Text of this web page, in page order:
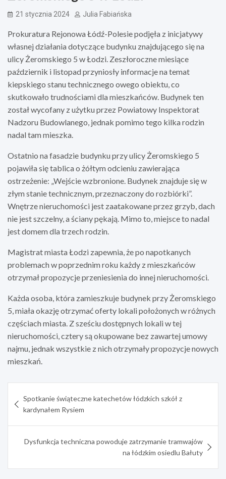
21 stycznia 2024 Julia Fabiańska
Prokuratura Rejonowa Łódź-Polesie podjęła z inicjatywy
własnej działania dotyczące budynku znajdującego się na
ulicy Żeromskiego 5 w Łodzi. Zeszłoroczne miesiące
październik i listopad przyniosły informacje na temat
kiepskiego stanu technicznego owego obiektu, co
skutkowało trudnościami dla mieszkańców. Budynek ten
został wycofany z użytku przez Powiatowy Inspektorat
Nadzoru Budowlanego, jednak pomimo tego kilka rodzin
nadal tam mieszka.
Ostatnio na fasadzie budynku przy ulicy Żeromskiego 5
pojawiła się tablica o żółtym odcieniu zawierająca
ostrzeżenie: „Wejście wzbronione. Budynek znajduje się w
złym stanie technicznym, przeznaczony do rozbiórki”.
Wnętrze nieruchomości jest zaatakowane przez grzyb, dach
nie jest szczelny, a ściany pękają. Mimo to, miejsce to nadal
jest domem dla trzech rodzin.
Magistrat miasta Łodzi zapewnia, że po napotkanych
problemach w poprzednim roku każdy z mieszkańców
otrzymał propozycje przeniesienia do innej nieruchomości.
Każda osoba, która zamieszkuje budynek przy Żeromskiego
5, miała okazję otrzymać oferty lokali położonych w różnych
częściach miasta. Z sześciu dostępnych lokali w tej
nieruchomości, cztery są okupowane bez zawartej umowy
najmu, jednak wszystkie z nich otrzymały propozycje nowych
mieszkań.
wpisu
Spotkanie świąteczne katechetów łódzkich szkół z
kardynałem Rysiem
Dysfunkcja techniczna powoduje zatrzymanie tramwajów
na łódzkim osiedlu Bałuty